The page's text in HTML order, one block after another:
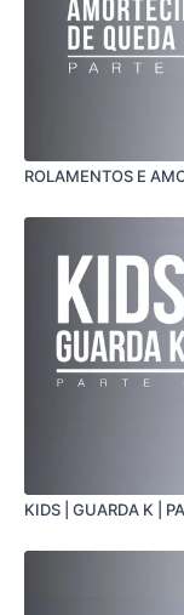
ROLAMENTOS E
KIDS | GUARDA K |